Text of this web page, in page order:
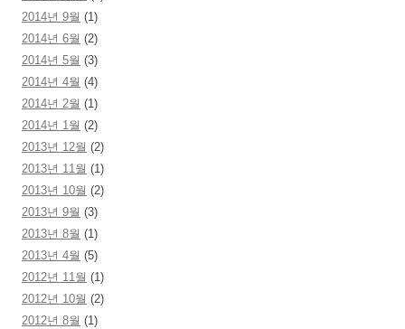
2014년 9월 (1)
2014년 6월 (2)
2014년 5월 (3)
2014년 4월 (4)
2014년 2월 (1)
2014년 1월 (2)
2013년 12월 (2)
2013년 11월 (1)
2013년 10월 (2)
2013년 9월 (3)
2013년 8월 (1)
2013년 4월 (5)
2012년 11월 (1)
2012년 10월 (2)
2012년 8월 (1)